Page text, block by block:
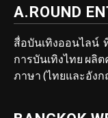
A.ROUND
สื่อบันเทิงออนไลน์
การบันเทิงไทย ผลิ
ภาษา (ไทยและอังก